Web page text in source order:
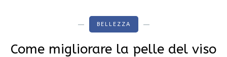
BELLEZZA
Come migliorare la pelle del viso